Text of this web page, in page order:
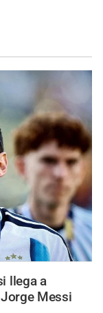
llega a
Messi